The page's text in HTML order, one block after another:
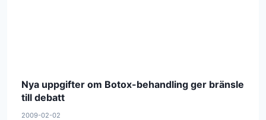
Nya uppgifter om Botox-behandling ger bränsle
till debatt
2009-02-02